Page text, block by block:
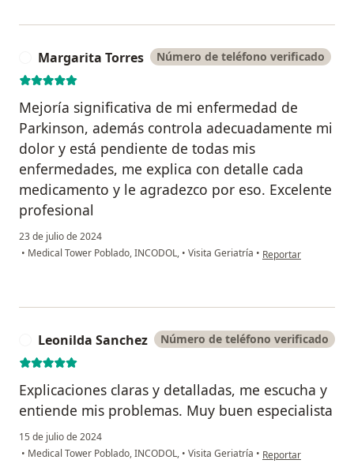
Margarita Torres Número de teléfono verificado
Mejoría significativa de mi enfermedad de
Parkinson, además controla adecuadamente mi
dolor y está pendiente de todas mis
enfermedades, me explica con detalle cada
medicamento y le agradezco por eso. Excelente
profesional
23 de julio de 2024
• Medical Tower Poblado, INCODOL, • Visita Geriatría • en opinión del
Reportar
Leonilda Sanchez Número de teléfono verificado
Explicaciones claras y detalladas, me escucha y
entiende mis problemas. Muy buen especialista
15 de julio de 2024
• Medical Tower Poblado, INCODOL, • Visita Geriatría • en opinión del
Reportar